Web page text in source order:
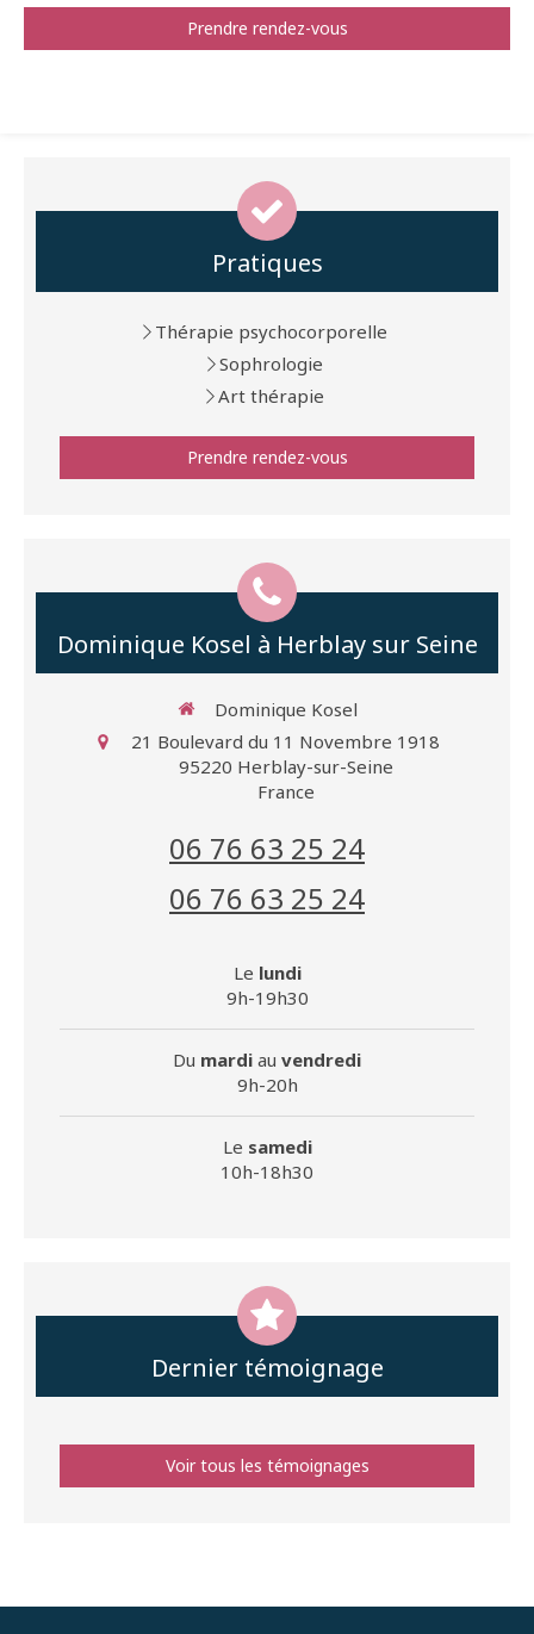
Prendre rendez-vous
Pratiques
Thérapie psychocorporelle
Sophrologie
Art thérapie
Prendre rendez-vous
Dominique Kosel à Herblay sur Seine
Dominique Kosel
21 Boulevard du 11 Novembre 1918
95220 Herblay-sur-Seine
France
06 76 63 25 24
06 76 63 25 24
Le lundi
9h-19h30
Du mardi au vendredi
9h-20h
Le samedi
10h-18h30
Dernier témoignage
Voir tous les témoignages